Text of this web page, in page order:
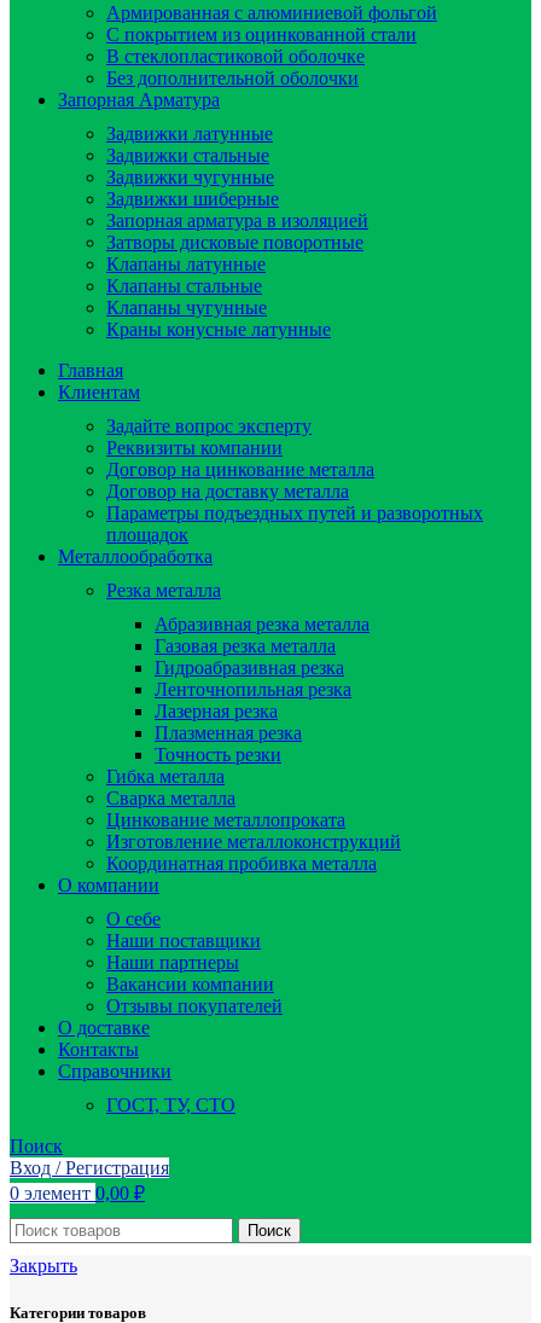
Армированная с алюминиевой фольгой
C покрытием из оцинкованной стали
В стеклопластиковой оболочке
Без дополнительной оболочки
Запорная Арматура
Задвижки латунные
Задвижки стальные
Задвижки чугунные
Задвижки шиберные
Запорная арматура в изоляцией
Затворы дисковые поворотные
Клапаны латунные
Клапаны стальные
Клапаны чугунные
Краны конусные латунные
Главная
Клиентам
Задайте вопрос эксперту
Реквизиты компании
Договор на цинкование металла
Договор на доставку металла
Параметры подъездных путей и разворотных
площадок
Металлообработка
Резка металла
Абразивная резка металла
Газовая резка металла
Гидроaбразивная резка
Ленточнопильная резка
Лазерная резка
Плазменная резка
Точность резки
Гибка металла
Сварка металла
Цинкование металлопроката
Изготовление металлоконструкций
Координатная пробивка металла
О компании
О себе
Наши поставщики
Наши партнеры
Вакансии компании
Отзывы покупателей
О доставке
Контакты
Справочники
ГОСТ, ТУ, СТО
Поиск
Вход / Регистрация
0 элемент 0,00 ₽
Поиск
Закрыть
Категории товаров